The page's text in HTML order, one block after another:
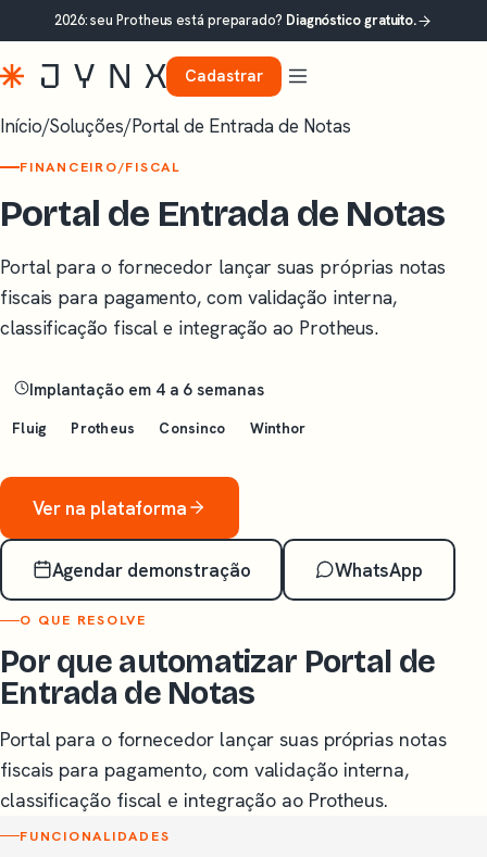
2026: seu Protheus está preparado? Diagnóstico gratuito.
Cadastrar
Início/Soluções/Portal de Entrada de Notas
FINANCEIRO/FISCAL
Portal de Entrada de Notas
Portal para o fornecedor lançar suas próprias notas
fiscais para pagamento, com validação interna,
classificação fiscal e integração ao Protheus.
Implantação em 4 a 6 semanas
Fluig Protheus Consinco Winthor
Ver na plataforma
Agendar demonstração WhatsApp
O QUE RESOLVE
Por que automatizar Portal de
Entrada de Notas
Portal para o fornecedor lançar suas próprias notas
fiscais para pagamento, com validação interna,
classificação fiscal e integração ao Protheus.
FUNCIONALIDADES